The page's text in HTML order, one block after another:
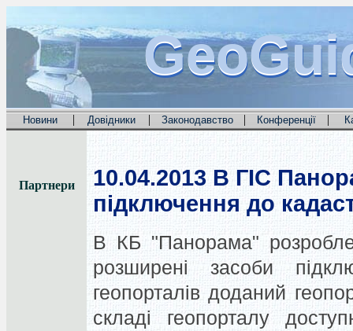
Новини | Довідники | Законодавство | Конференції |
Партнери 10.04.2013 В ГІС
підключення до
В КБ "Панорама"
розширені засоби
геопорталів доданий
складі геопорталу